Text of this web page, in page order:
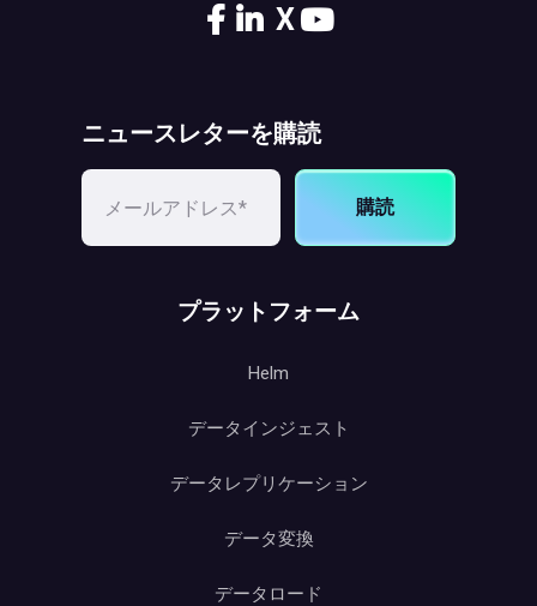
X
ニュースレターを購読
購読
プラットフォーム
Helm
データインジェスト
データレプリケーション
データ変換
データロード